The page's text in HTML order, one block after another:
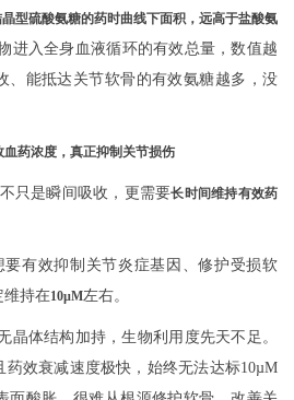
型硫酸氨糖的药时曲线下面积，远高于盐酸氨
进入全身血液循环的有效总量，数值越
、能抵达关节软骨的有效氨糖越多，没
药浓度，真正抑制关节损伤
只是瞬间吸收，更需要长时间维持有效药
要有效抑制关节炎症基因、修护受损软
维持在10µM左右。
晶体结构加持，生物利用度先天不足。
药效衰减速度极快，始终无法达标10µM